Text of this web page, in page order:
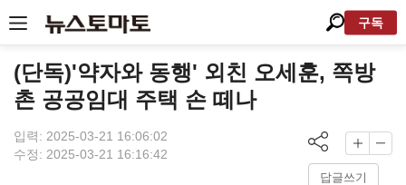
구독
(단독)'약자와 동행' 외친 오세훈, 쪽방
촌 공공임대 주택 손 떼나
입력: 2025-03-21 16:06:02
수정: 2025-03-21 16:16:42
답글쓰기